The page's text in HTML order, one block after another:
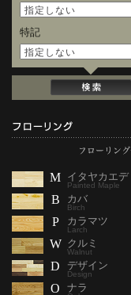
特記
M イタヤカエデ
Painted Maple
B カバ
Birch
P カラマツ
Larch
W クルミ
Walnut
D デザイン
Design
O ナラ